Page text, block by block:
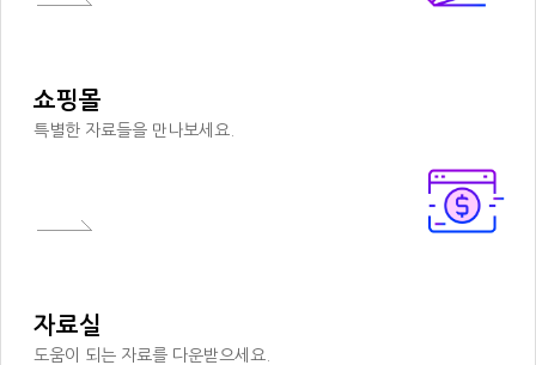
쇼핑몰
특별한 자료들을 만나보세요.
자료실
도움이 되는 자료를 다운받으세요.